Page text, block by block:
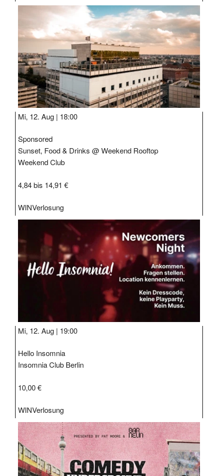
TAGE
Mi, 12. Aug | 18:00
Sponsored
Sunset, Food & Drinks @ Weekend Rooftop
Weekend Club
4,84 bis 14,91 €
WINVerlosung
Mi, 12. Aug | 19:00
Hello Insomnia
Insomnia Club Berlin
10,00 €
WINVerlosung